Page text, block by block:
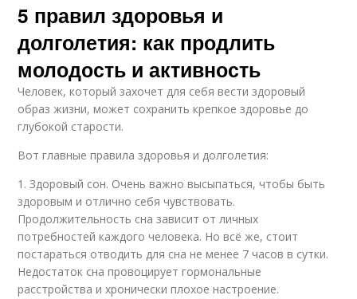
5 правил здоровья и
долголетия: как продлить
молодость и активность
Человек, который захочет для себя вести здоровый
образ жизни, может сохранить крепкое здоровье до
глубокой старости.
Вот главные правила здоровья и долголетия:
1. Здоровый сон. Очень важно высыпаться, чтобы быть
здоровым и отлично себя чувствовать.
Продолжительность сна зависит от личных
потребностей каждого человека. Но всё же, стоит
постараться отводить для сна не менее 7 часов в сутки.
Недостаток сна провоцирует гормональные
расстройства и хронически плохое настроение.